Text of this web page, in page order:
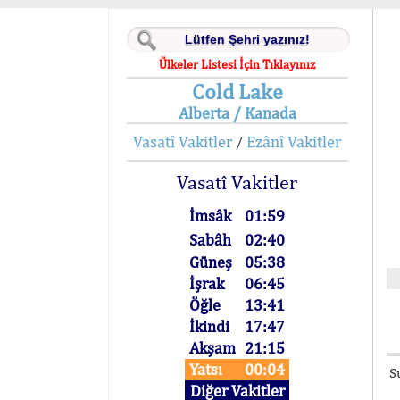
Ülkeler Listesi İçin Tıklayınız
Cold Lake
Alberta / Kanada
Vasatî Vakitler/ Ezânî Vakitler
Vasatî Vakitler
İmsâk
01:59
Sabâh
02:40
Güneş
05:38
İşrak
06:45
Öğle
13:41
İkindi
17:47
Akşam 21:15
Yatsı
00:04
Diğer Vakitler